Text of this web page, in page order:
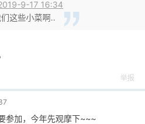
9-17 16:34
这些小菜啊..
举报
参加，今年先观摩下~~~